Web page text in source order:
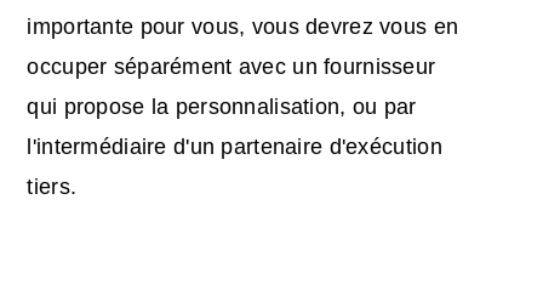
importante pour vous, vous devrez vous en
occuper séparément avec un fournisseur
qui propose la personnalisation, ou par
l'intermédiaire d'un partenaire d'exécution
tiers.